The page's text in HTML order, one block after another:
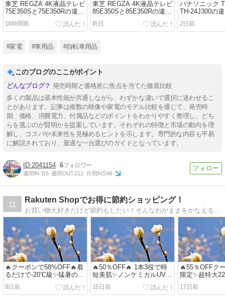
東芝 REGZA 4K液晶テレビ
75E350Sと75E350Rの違い
を徹底比較レビュー｜買う
ならどっちがおすすめ？
18時間前
東芝 REGZA 4K液晶テレビ
85E350Sと85E350Rの違い
を徹底比較レビュー｜買う
ならどっちがおすすめ？
昨日
パナソニック
TH-24J300の
較レビュー｜
ちがおすすめ？
2日前
#家電 #車用品 #自転車用品
このブログのここがポイント
発売時期と価格差に焦点を当てた徹底比較
多くの製品は基本性能が共通しながら、わずかな違いで選択に迷わせるこ
とがあります。記事は複数の映像や家電のモデル比較を通じて、発売時
期、価格、消費電力、付属品などのポイントをわかりやすく整理し、どち
らを選ぶのが賢明かを提案しています。それぞれの特徴と市場の動向を理
解し、コスパや未来性を見極めるヒントを示します。専門的な内容も平易
に解説されており、最適な一台選びのガイドとなっています。
2041154 6
週間IN:116 週間OUT:212 月間IN:548
11
Rakuten Shopでお得に節約ショッピング！
🔥クーポンで58%OFF🔥着
るだけで-20℃級✨猛暑の救
世主！楽天1位の空調ウェ
アフルセット🎐
8日前
🔥50％OFF🔥 1本3役で時
短美肌✨ノンケミカルUV下
16日前
🔥55％OFFク
限定✨超特大
ぎ5尾😍専門
ご自宅で！
17日前